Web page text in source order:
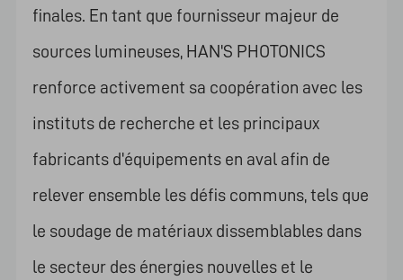
finales. En tant que fournisseur majeur de
sources lumineuses, HAN'S PHOTONICS
renforce activement sa coopération avec les
instituts de recherche et les principaux
fabricants d'équipements en aval afin de
relever ensemble les défis communs, tels que
le soudage de matériaux dissemblables dans
le secteur des énergies nouvelles et le